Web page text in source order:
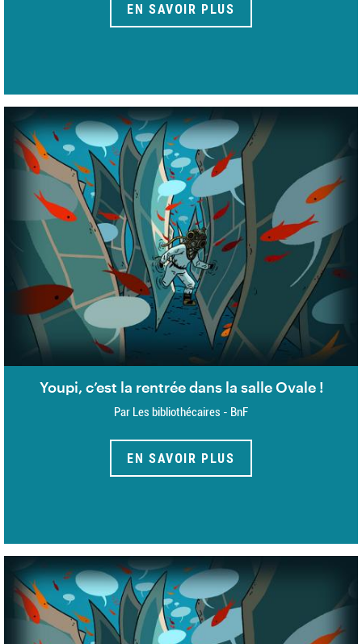
EN SAVOIR PLUS
Youpi, c’est la rentrée dans la salle Ovale !
Par Les bibliothécaires - BnF
EN SAVOIR PLUS